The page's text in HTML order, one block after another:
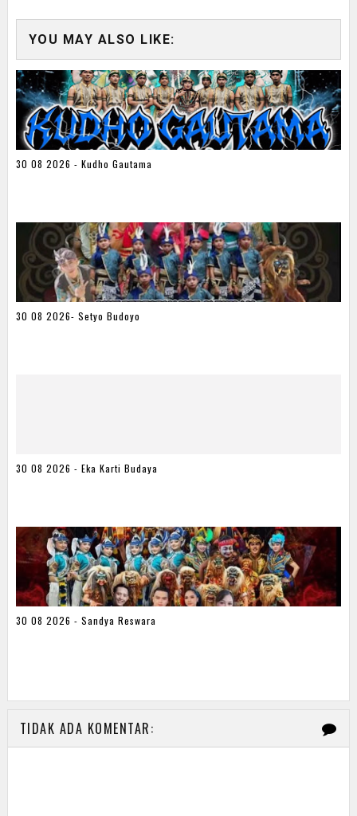
YOU MAY ALSO LIKE:
30 08 2026 - Kudho Gautama
30 08 2026- Setyo Budoyo
30 08 2026 - Eka Karti Budaya
30 08 2026 - Sandya Reswara
TIDAK ADA KOMENTAR: